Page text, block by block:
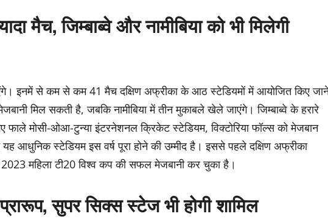
मैच, जिम्बाब्वे और नामीबिया को भी मिलेगी
इनमें से कम से कम 41 मैच दक्षिण अफ्रीका के आठ स्टेडियमों में आयोजित किए
मिल सकती है, जबकि नामीबिया में तीन मुकाबले खेले जाएंगे। जिम्बाब्वे के हरारे
फाले मोसी-ओआ-टुन्या इंटरनेशनल क्रिकेट स्टेडियम, विक्टोरिया फॉल्स को मेजबान
आधुनिक स्टेडियम इस वर्ष पूरा होने की उम्मीद है। इससे पहले दक्षिण अफ्रीका
महिला टी20 विश्व कप की सफल मेजबानी कर चुका है।
सुपर सिक्स स्टेज भी होगी शामिल